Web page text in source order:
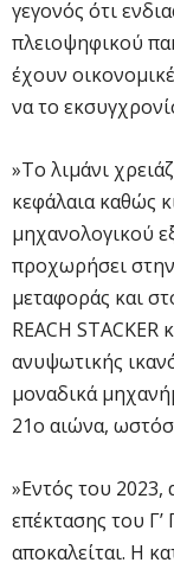
γεγονός ότι
πλειοψηφικού
έχουν
να το
»Το λιμάνι
κεφάλαια καθώς
μηχανολογικού
προχωρήσει
μεταφοράς και
REACH
ανυψωτικής
μοναδικά
21ο αιώνα,
»Εντός του 2023,
επέκτασης του
αποκαλείται. Η